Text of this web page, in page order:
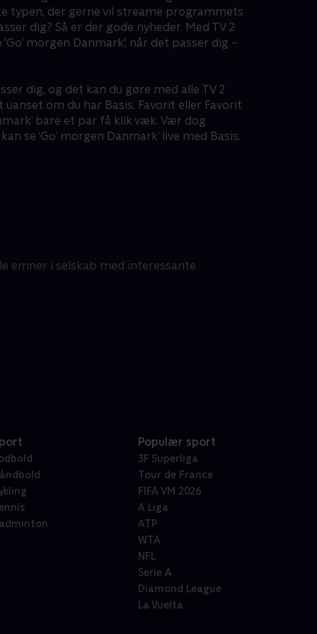
typen, der gerne vil streame programmets
dig? Så er der gode nyheder. Med TV 2
morgen Danmark', når det passer dig –
dig, og det kan du gøre med alle TV 2
uanset om du har Basis, Favorit eller Favorit
bare et par få klik væk. Vær dog
se ‘Go’ morgen Danmark’ live med Basis.
emner i selskab med interessante
Populær sport
3F Superliga
Tour de France
FIFA VM 2026
A Liga
ATP
WTA
NFL
Serie A
Diamond League
La Vuelta